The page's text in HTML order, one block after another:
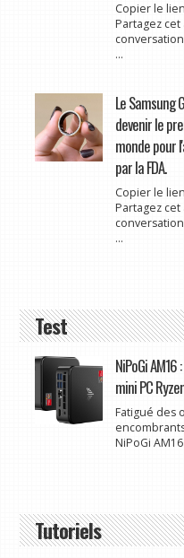
Copier le
Partagez cet
...
Le Samsung
devenir le
monde pour
par la FDA.
Copier le
Partagez cet
...
Test
NiPoGi
mini PC
Fatigué des
NiPoGi AM16
Tutoriels